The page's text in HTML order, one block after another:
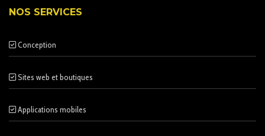
NOS SERVICES
Conception
Sites web et boutiques
Applications mobiles